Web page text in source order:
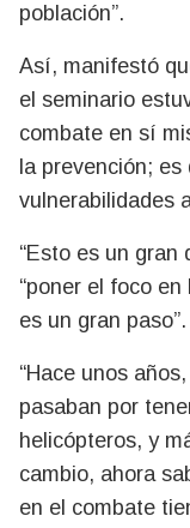
población”.
Así, manifestó
el seminario
combate en sí
la prevención;
vulnerabilidades
“Esto es un gran
“poner el foco
es un gran paso”.
“Hace unos
pasaban por
helicópteros, y
cambio, ahora
en el combate